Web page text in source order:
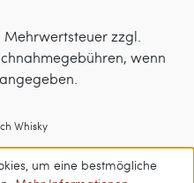
zzgl.
wenn
Whisky
um eine bestmögliche